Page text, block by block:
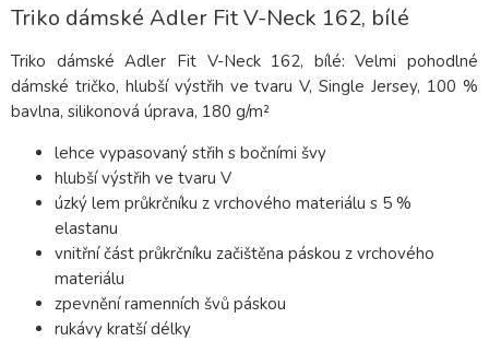
Triko dámské Adler Fit V-Neck 162, bílé
Triko dámské Adler Fit V-Neck 162, bílé: Velmi pohodlné
dámské tričko, hlubší výstřih ve tvaru V, Single Jersey, 100 %
bavlna, silikonová úprava, 180 g/m²
lehce vypasovaný střih s bočními švy
hlubší výstřih ve tvaru V
úzký lem průkrčníku z vrchového materiálu s 5 %
elastanu
vnitřní část průkrčníku začištěna páskou z vrchového
materiálu
zpevnění ramenních švů páskou
rukávy kratší délky